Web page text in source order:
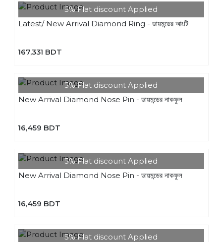
5% Flat discount Applied
Latest/ New Arrival Diamond Ring - ডায়মন্ডের আংটি
167,331 BDT
5% Flat discount Applied
New Arrival Diamond Nose Pin - ডায়মন্ডের নাকফুল
16,459 BDT
5% Flat discount Applied
New Arrival Diamond Nose Pin - ডায়মন্ডের নাকফুল
16,459 BDT
5% Flat discount Applied